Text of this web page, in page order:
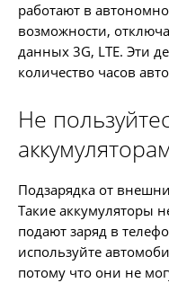
работают в
возможности,
данных 3G, LTE. Эти
количество часов
Не
Подзарядка от
Такие аккумуляторы
подают заряд в
используйте
потому что они не